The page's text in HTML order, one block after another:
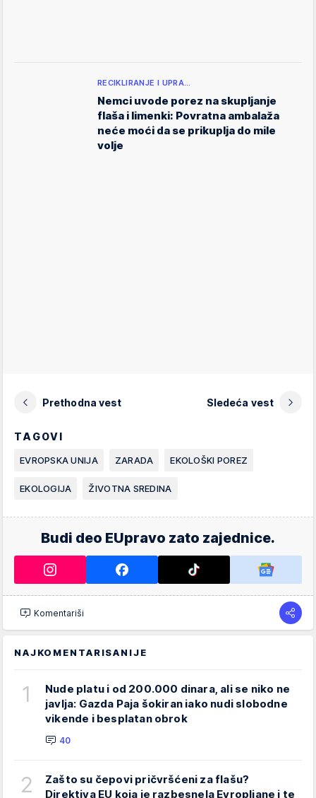
RECIKLIRANJE I UPRA…
Nemci uvode porez na skupljanje
flaša i limenki: Povratna ambalaža
neće moći da se prikuplja do mile
volje
Prethodna vest Sledeća vest
TAGOVI
EVROPSKA UNIJA ZARADA EKOLOŠKI POREZ
EKOLOGIJA ŽIVOTNA SREDINA
Budi deo EUpravo zato zajednice.
Komentariši
NAJKOMENTARISANIJE
1
Nude platu i od 200.000 dinara, ali se niko ne
javlja: Gazda Paja šokiran iako nudi slobodne
vikende i besplatan obrok
40
2
Zašto su čepovi pričvršćeni za flašu?
Direktiva EU koja je razbesnela Evropljane i te